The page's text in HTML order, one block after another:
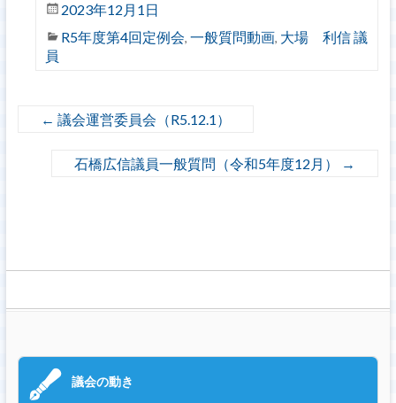
2023年12月1日
R5年度第4回定例会, 一般質問動画, 大場 利信 議
員
← 議会運営委員会（R5.12.1）
石橋広信議員一般質問（令和5年度12月） →